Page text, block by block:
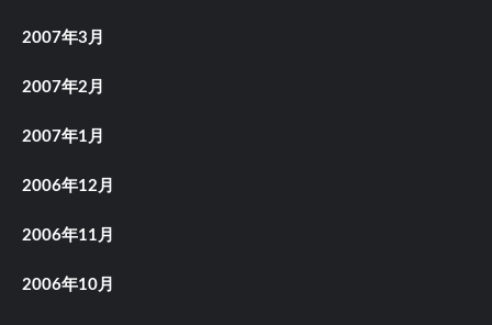
2007年3月
2007年2月
2007年1月
2006年12月
2006年11月
2006年10月